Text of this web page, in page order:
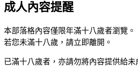
成人內容提醒
本部落格內容僅限年滿十八歲者瀏覽。
若您未滿十八歲，請立即離開。
已滿十八歲者，亦請勿將內容提供給未